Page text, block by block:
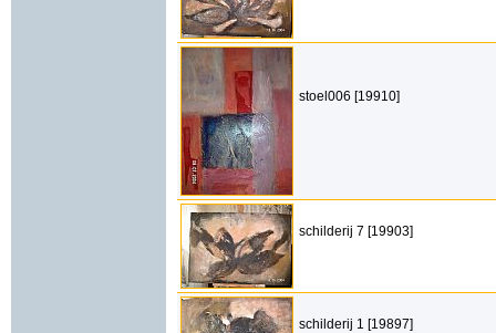
stoel006 [19910]
schilderij 7 [19903]
schilderij 1 [19897]